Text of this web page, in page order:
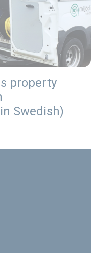
property
Swedish)